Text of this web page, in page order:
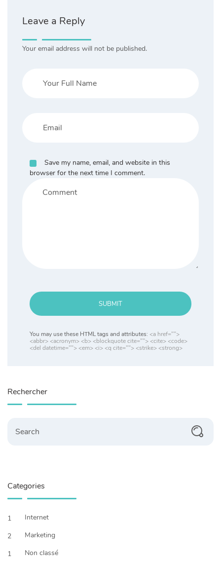
Leave a Reply
Your email address will not be published.
Save my name, email, and website in this
browser for the next time I comment.
SUBMIT
You may use these HTML tags and attributes: <a href="">
<abbr> <acronym> <b> <blockquote cite=""> <cite> <code>
<del datetime=""> <em> <i> <q cite=""> <strike> <strong>
Rechercher
Categories
1
Internet
2
Marketing
1
Non classé